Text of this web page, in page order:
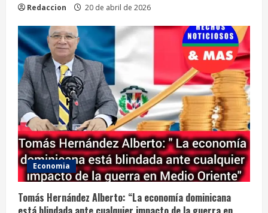
Redaccion 20 de abril de 2026
Economia
Tomás Hernández Alberto: “La economía dominicana